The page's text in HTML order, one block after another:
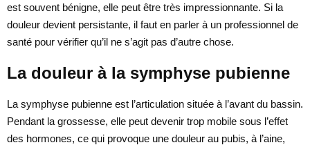
est souvent bénigne, elle peut être très impressionnante. Si la
douleur devient persistante, il faut en parler à un professionnel de
santé pour vérifier qu’il ne s’agit pas d’autre chose.
La douleur à la symphyse pubienne
La symphyse pubienne est l’articulation située à l’avant du bassin.
Pendant la grossesse, elle peut devenir trop mobile sous l’effet
des hormones, ce qui provoque une douleur au pubis, à l’aine,